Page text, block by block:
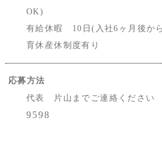
OK)
有給休暇 10日(入社6ヶ月後か
育休産休制度有り
応募方法
代表 片山までご連絡ください
9598